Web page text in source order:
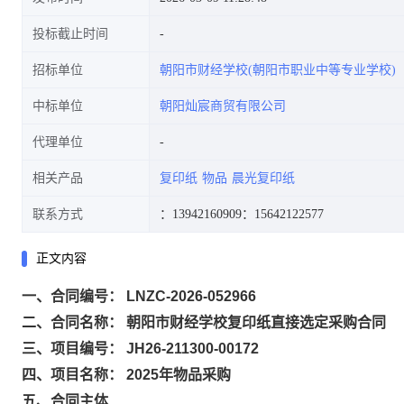
投标截止时间
招标单位 朝阳市财经学校(朝阳市职业中等专业学校)
中标单位 朝阳灿宸商贸有限公司
代理单位
相关产品 复印纸 物品 晨光复印纸
联系方式 ：13942160909：15642122577
正文内容
一、合同编号： LNZC-2026-052966
二、合同名称： 朝阳市财经学校复印纸直接选定采购合同
三、项目编号： JH26-211300-00172
四、项目名称： 2025年物品采购
五、合同主体